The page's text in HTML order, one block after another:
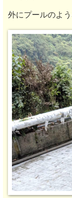
外にプールのよ